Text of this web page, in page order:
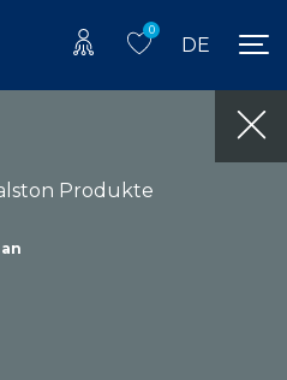
0
DE
Produkte